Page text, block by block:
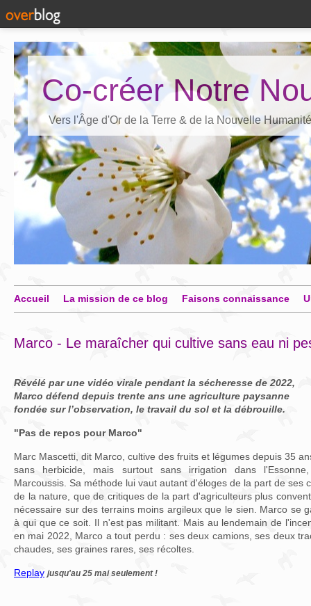
Co-créer Notre
Vers l'Âge d'Or de la Terre & de la Nouvelle Humanité
Accueil La mission de ce blog Faisons connaissance
Marco - Le maraîcher qui cultive sans eau ni
Révélé par une vidéo virale pendant la sécheresse de 2022,
Marco défend depuis trente ans une agriculture paysanne
fondée sur l’observation, le travail du sol et la débrouille.
"Pas de repos pour Marco"
Marc Mascetti, dit Marco, cultive des fruits et légumes depuis 35
sans herbicide, mais surtout sans irrigation dans
Marcoussis. Sa méthode lui vaut autant d'éloges de la part de ses
de la nature, que de critiques de la part d'agriculteurs plus
nécessaire sur des terrains moins argileux que le sien. Marco se
à qui que ce soit. Il n'est pas militant. Mais au lendemain de
en mai 2022, Marco a tout perdu : ses deux camions, ses deux
chaudes, ses graines rares, ses récoltes.
Replay jusqu'au 25 mai seulement !